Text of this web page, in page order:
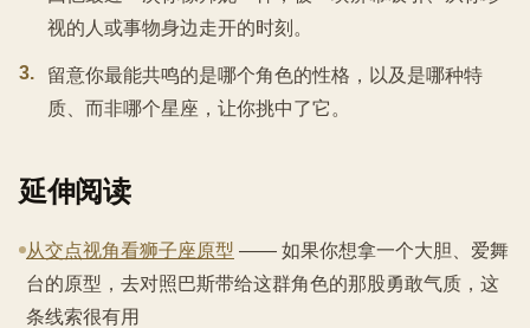
视的人或事物身边走开的时刻。
3.
留意你最能共鸣的是哪个角色的性格，以及是哪种特
质、而非哪个星座，让你挑中了它。
延伸阅读
从交点视角看狮子座原型 —— 如果你想拿一个大胆、爱舞
台的原型，去对照巴斯带给这群角色的那股勇敢气质，这
条线索很有用